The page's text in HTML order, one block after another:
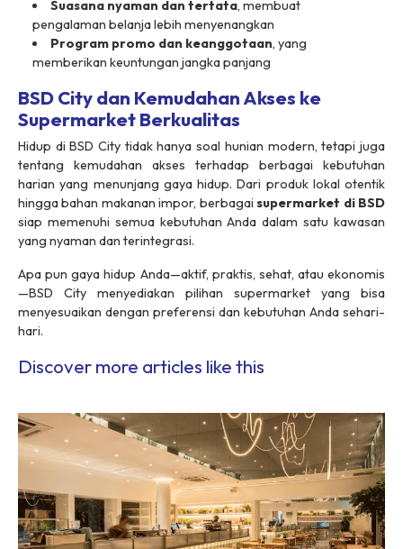
Suasana nyaman dan tertata, membuat
pengalaman belanja lebih menyenangkan
Program promo dan keanggotaan, yang
memberikan keuntungan jangka panjang
BSD City dan Kemudahan Akses ke
Supermarket Berkualitas
Hidup di BSD City tidak hanya soal hunian modern, tetapi juga
tentang kemudahan akses terhadap berbagai kebutuhan
harian yang menunjang gaya hidup. Dari produk lokal otentik
hingga bahan makanan impor, berbagaisupermarket di BSD
siap memenuhi semua kebutuhan Anda dalam satu kawasan
yang nyaman dan terintegrasi.
Apa pun gaya hidup Anda—aktif, praktis, sehat, atau ekonomis
—BSD City menyediakan pilihan supermarket yang bisa
menyesuaikan dengan preferensi dan kebutuhan Anda sehari-
hari.
Discover more articles like this